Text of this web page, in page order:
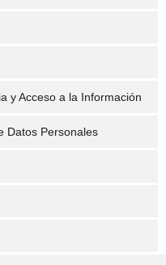
y Acceso a la Información
Datos Personales